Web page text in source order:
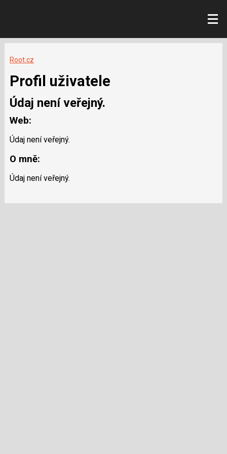
Root.cz
Profil uživatele
Údaj není veřejný.
Web:
Údaj není veřejný.
O mně:
Údaj není veřejný.